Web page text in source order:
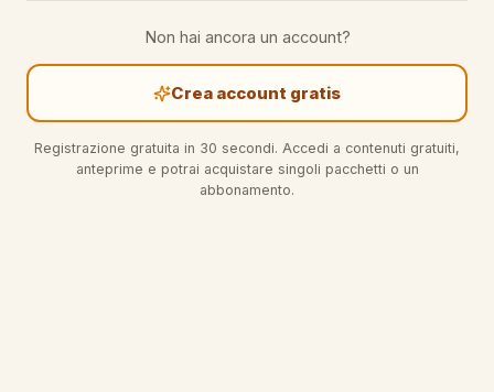
Non hai ancora un account?
Crea account gratis
Registrazione gratuita in 30 secondi. Accedi a contenuti gratuiti,
anteprime e potrai acquistare singoli pacchetti o un
abbonamento.